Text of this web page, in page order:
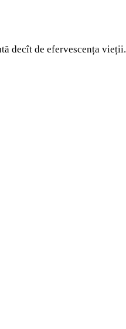
decît de efervescența vieții.